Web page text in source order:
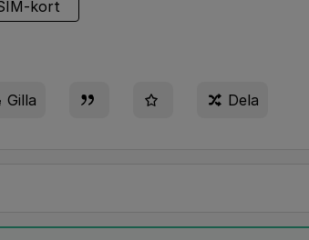
kort
Gilla Dela